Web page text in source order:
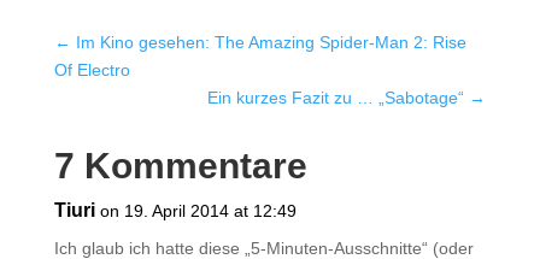
← Im Kino gesehen: The Amazing Spider-Man 2: Rise
Of Electro
Ein kurzes Fazit zu … „Sabotage“ →
7 Kommentare
Tiuri on 19. April 2014 at 12:49
Ich glaub ich hatte diese „5-Minuten-Ausschnitte“ (oder